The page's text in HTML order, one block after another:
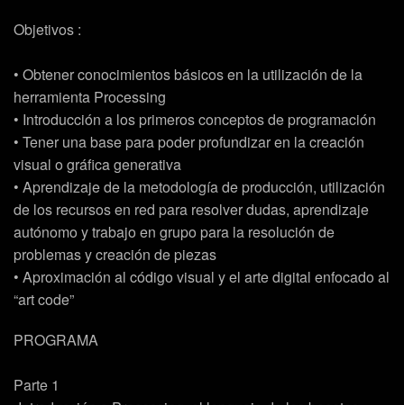
Objetivos :
• Obtener conocimientos básicos en la utilización de la
herramienta Processing
• Introducción a los primeros conceptos de programación
• Tener una base para poder profundizar en la creación
visual o gráfica generativa
• Aprendizaje de la metodología de producción, utilización
de los recursos en red para resolver dudas, aprendizaje
autónomo y trabajo en grupo para la resolución de
problemas y creación de piezas
• Aproximación al código visual y el arte digital enfocado al
“art code”
PROGRAMA
Parte 1